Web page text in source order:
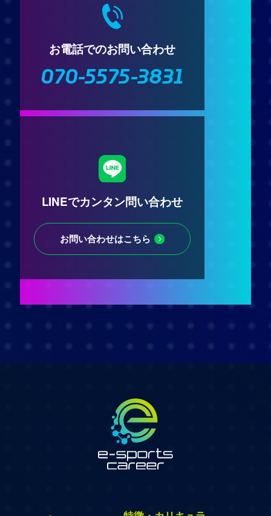
お電話でのお問い合わせ
070-5575-3831
LINEでカンタン問い合わせ
お問い合わせはこちら